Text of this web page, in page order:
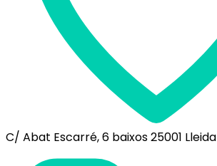
C/ Abat Escarré, 6 baixos 25001 Lleida